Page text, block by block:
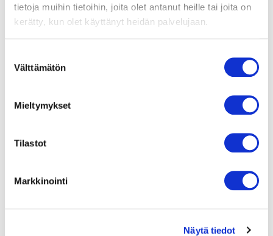
tietoja muihin tietoihin, joita olet antanut heille tai joita on
kerätty, kun olet käyttänyt heidän palvelujaan.
valinta
Välttämätön
Mieltymykset
Tilastot
Markkinointi
Näytä tiedot
Axialflä
1